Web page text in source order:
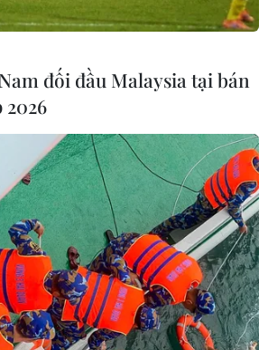
các điểm phong tỏa,
viện dã chiến
tỉnh Phú Yên đã thực hiện nghiêm
sẵn sàng cung ứng lương thực, thực
trong khu vực khi có yêu cầu.
đối đầu Malaysia tại bán
2026